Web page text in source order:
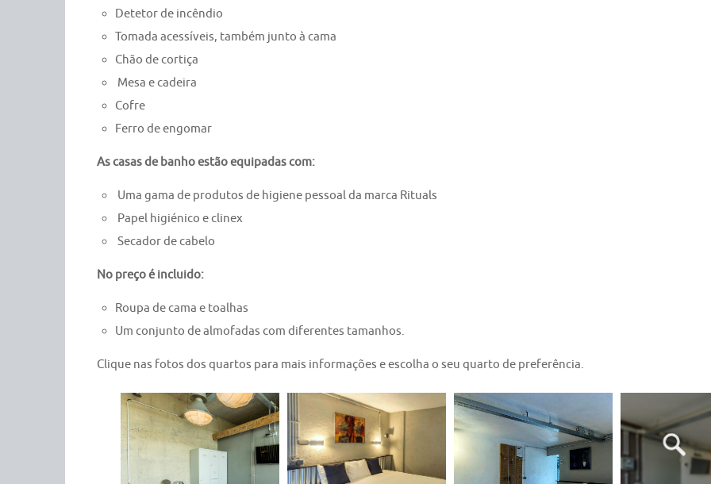
Detetor de incêndio
Tomada acessíveis, também junto à cama
Chão de cortiça
Mesa e cadeira
Cofre
Ferro de engomar
As casas de banho estão equipadas com:
Uma gama de produtos de higiene pessoal da marca Rituals
Papel higiénico e clinex
Secador de cabelo
No preço é incluido:
Roupa de cama e toalhas
Um conjunto de almofadas com diferentes tamanhos.
Clique nas fotos dos quartos para mais informações e escolha o seu quarto de preferência.